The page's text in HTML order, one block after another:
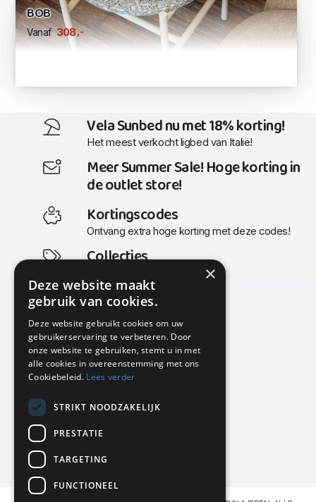
BOB
Vanaf 308,-
Vela Sunbed nu met 18% korting!
Het meest verkocht ligbed van Italië!
Meer Summer Sale! Hoge korting in
de outlet store!
Kortingscodes
Ontvang extra hoge korting met deze codes!
Collecties
Actuele en populaire collecties
KMP Kantoormeubilair
Airport Business Park
Frankfurtstraat 29-31
1175 RH Lijnden
020-617 01 26
info@kmpkantoormeubilair.nl
Facebook
Instagram
×
Deze website maakt
gebruik van cookies.
Deze website gebruikt cookies om uw
gebruikerservaring te verbeteren. Door
onze website te gebruiken, stemt u in met
alle cookies in overeenstemming met ons
Cookiebeleid. Lees verder
STRIKT NOODZAKELIJK
PRESTATIE
TARGETING
FUNCTIONEEL